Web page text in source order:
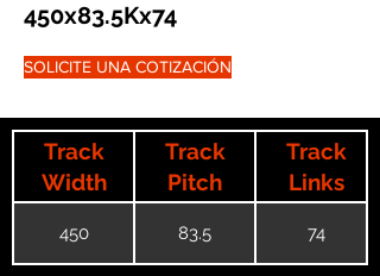
450x83.5Kx74
SOLICITE UNA COTIZACIÓN
Track
Width
Track
Pitch
Track
Links
450 83.5 74